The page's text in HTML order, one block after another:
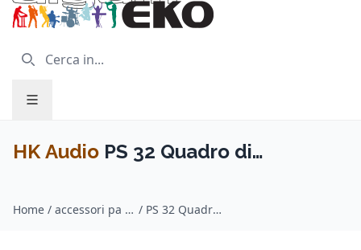
HK Audio PS 32 Quadro di
Home / accessori pa system / HK Audio / PS 32 Quadro di distribuzione elettrica